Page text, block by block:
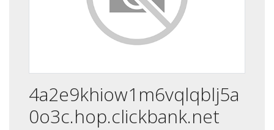
4a2e9khiow1m6vqlqblj5a
0o3c.hop.clickbank.net